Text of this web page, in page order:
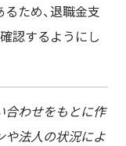
ため、退職金支
認するようにし
合わせをもとに作
や法人の状況によ